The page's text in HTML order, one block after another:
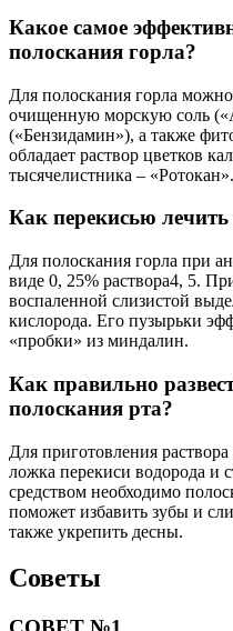
Какое самое
полоскания горла?
Для полоскания горла
очищенную морскую соль
(«Бензидамин»), а также
обладает раствор цветков
тысячелистника – «Ротокан».
Как перекисью лечить
Для полоскания горла при
виде 0, 25% раствора4, 5.
воспаленной слизистой
кислорода. Его пузырьки
«пробки» из миндалин.
Как правильно
полоскания рта?
Для приготовления
ложка перекиси водорода и
средством необходимо
поможет избавить зубы и
также укрепить десны.
Советы